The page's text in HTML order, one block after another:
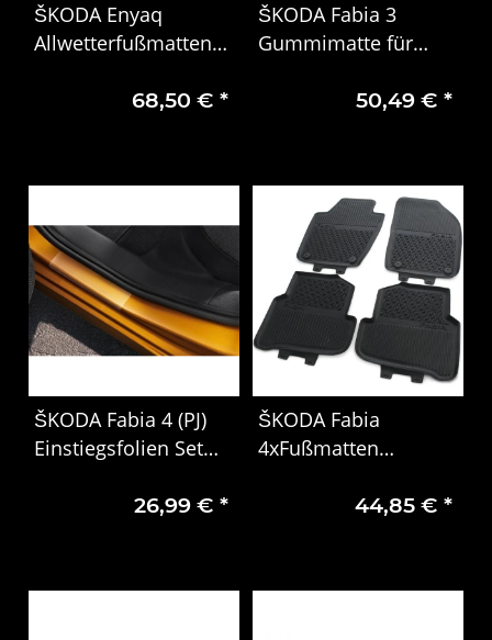
ŠKODA Enyaq
Allwetterfußmatten
Schriftzug 5LA061500
68,50 € *
ŠKODA Fabia 3
Gummimatte für
6V606116050,49 €*
ŠKODA Fabia 4 (PJ)
Einstiegsfolien Set
26,99 € *
ŠKODA Fabia
4xFußmatten
44,85 €*